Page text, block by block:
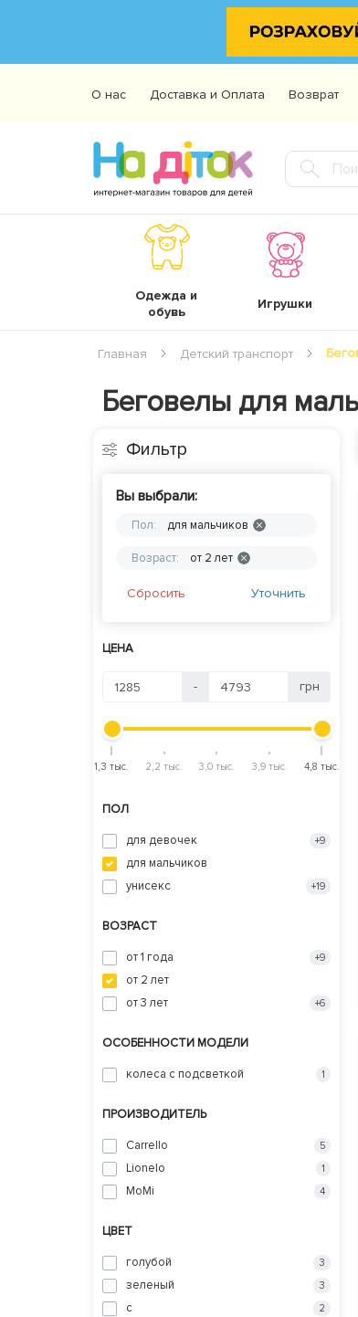
О нас Доставка и Оплата Возврат
Одежда и
обувь
Игрушки
Главная Детский транспорт
Беговелы для
Фильтр
Вы выбрали:
Пол: для мальчиков
Возраст: от 2 лет
Сбросить Уточнить
ЦЕНА
- грн
1,3 тыс. 2,2 тыс. 3,0 тыс. 3,9 тыс. 4,8 тыс.
ПОЛ
для девочек +9
для мальчиков
унисекс
+19
ВОЗРАСТ
от 1 года +9
от 2 лет
от 3 лет
+6
ОСОБЕННОСТИ МОДЕЛИ
колеса с подсветкой 1
ПРОИЗВОДИТЕЛЬ
Carrello 5
Lionelo 1
MoMi 4
ЦВЕТ
голубой 3
зеленый 3
с 2